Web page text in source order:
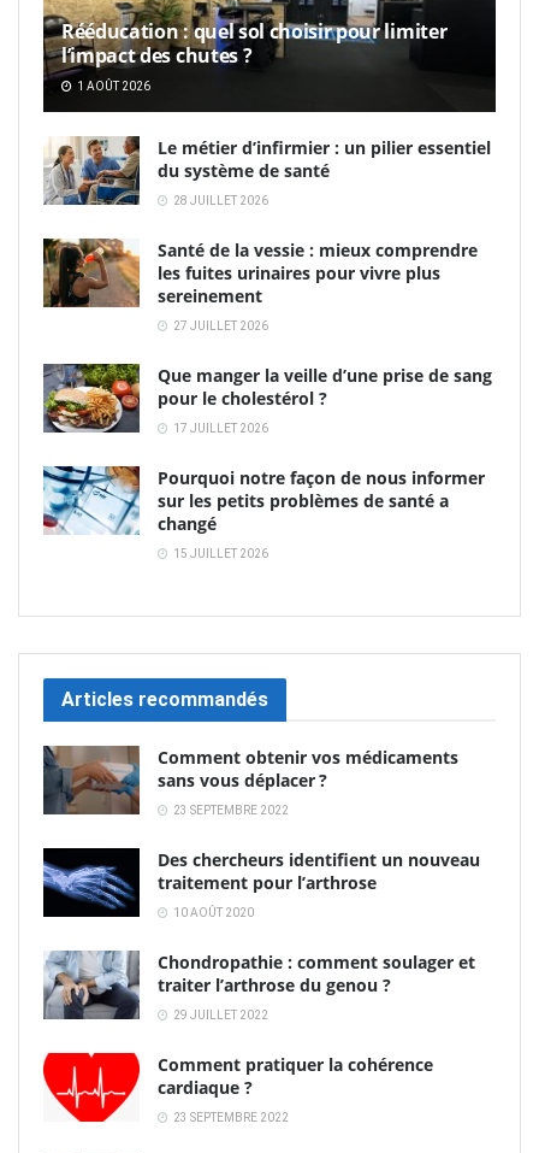
Rééducation : quel sol choisir pour limiter
l’impact des chutes ?
1 AOÛT 2026
Le métier d’infirmier : un pilier essentiel
du système de santé
28 JUILLET 2026
Santé de la vessie : mieux comprendre
les fuites urinaires pour vivre plus
sereinement
27 JUILLET 2026
Que manger la veille d’une prise de sang
pour le cholestérol ?
17 JUILLET 2026
Pourquoi notre façon de nous informer
sur les petits problèmes de santé a
changé
15 JUILLET 2026
Articles recommandés
Comment obtenir vos médicaments
sans vous déplacer ?
23 SEPTEMBRE 2022
Des chercheurs identifient un nouveau
traitement pour l’arthrose
10 AOÛT 2020
Chondropathie : comment soulager et
traiter l’arthrose du genou ?
29 JUILLET 2022
Comment pratiquer la cohérence
cardiaque ?
23 SEPTEMBRE 2022